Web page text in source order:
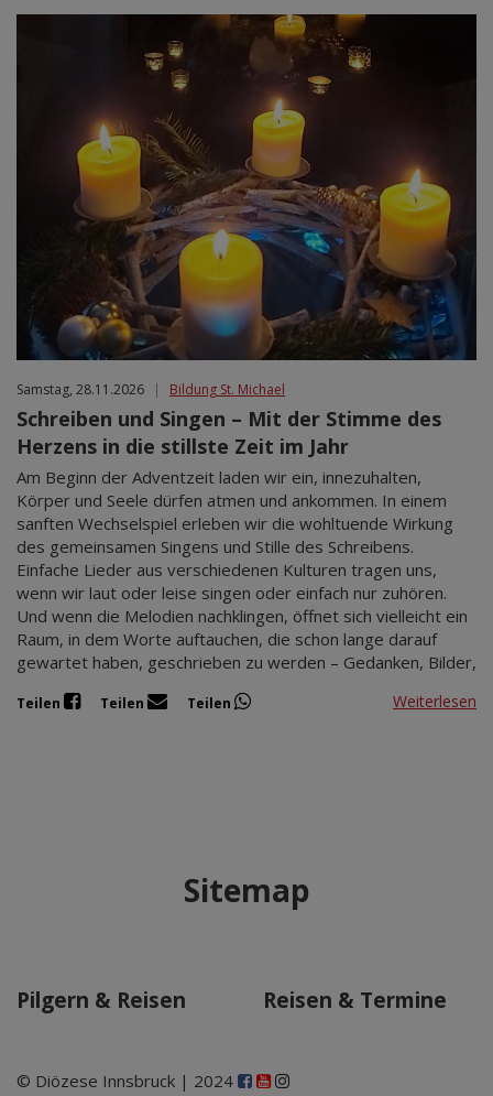
Samstag, 28.11.2026 | Bildung St. Michael
Schreiben und Singen – Mit der Stimme des
Herzens in die stillste Zeit im Jahr
Am Beginn der Adventzeit laden wir ein, innezuhalten,
Körper und Seele dürfen atmen und ankommen. In einem
sanften Wechselspiel erleben wir die wohltuende Wirkung
des gemeinsamen Singens und Stille des Schreibens.
Einfache Lieder aus verschiedenen Kulturen tragen uns,
wenn wir laut oder leise singen oder einfach nur zuhören.
Und wenn die Melodien nachklingen, öffnet sich vielleicht ein
Raum, in dem Worte auftauchen, die schon lange darauf
gewartet haben, geschrieben zu werden – Gedanken, Bilder,
Teilen Teilen Teilen Weiterlesen
Sitemap
Pilgern & Reisen Reisen & Termine
© Diözese Innsbruck | 2024